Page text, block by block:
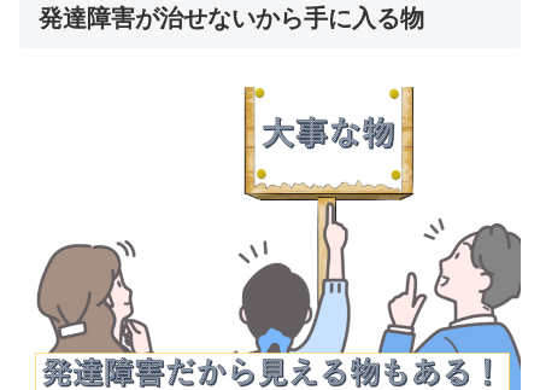
発達障害が治せないから手に入る物